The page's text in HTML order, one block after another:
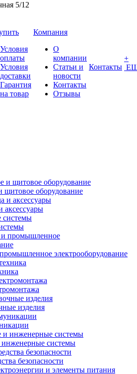
5/12
Условия
оплаты
Условия
доставки
Гарантия
на товар
Компания
О
компании
Статьи и
новости
Контакты
Отзывы
Контакты
+
щитовое оборудование
аксессуары
электрооборудование
изделия
системы
безопасности